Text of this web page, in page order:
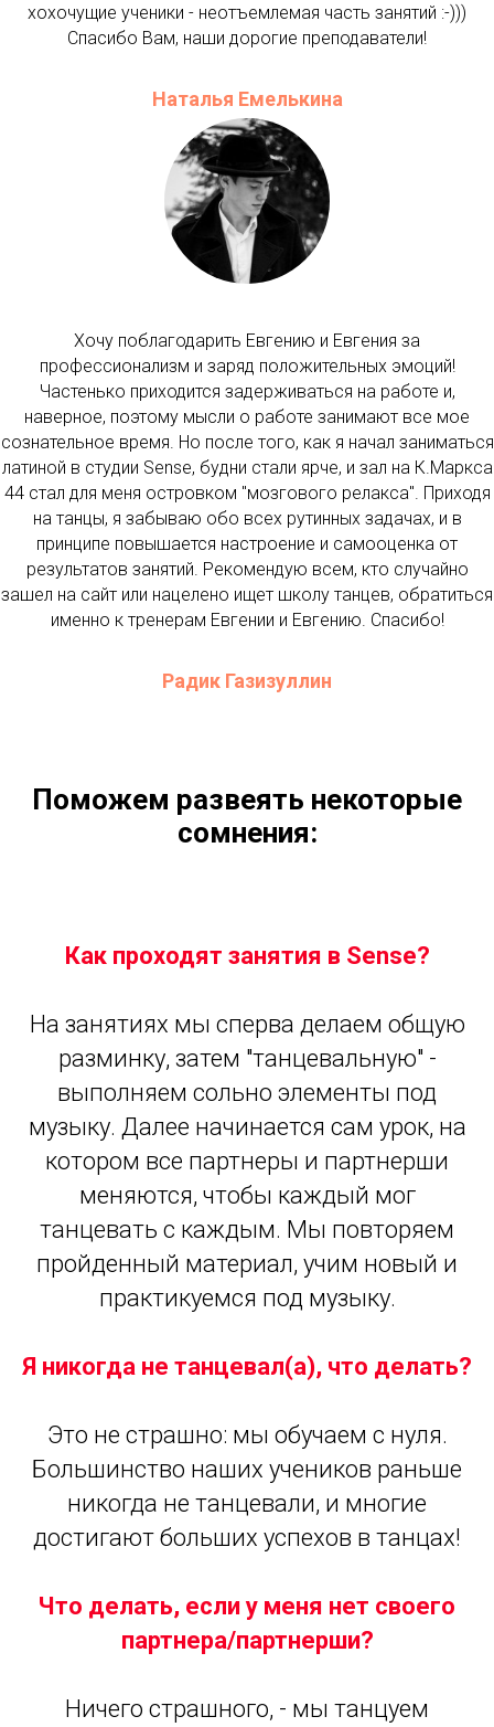
хохочущие ученики - неотъемлемая часть занятий :-)))
Спасибо Вам, наши дорогие преподаватели!
Наталья Емелькина
Хочу поблагодарить Евгению и Евгения за
профессионализм и заряд положительных эмоций!
Частенько приходится задерживаться на работе и,
наверное, поэтому мысли о работе занимают все мое
сознательное время. Но после того, как я начал заниматься
латиной в студии Sense, будни стали ярче, и зал на К.Маркса
44 стал для меня островком "мозгового релакса". Приходя
на танцы, я забываю обо всех рутинных задачах, и в
принципе повышается настроение и самооценка от
результатов занятий. Рекомендую всем, кто случайно
зашел на сайт или нацелено ищет школу танцев, обратиться
именно к тренерам Евгении и Евгению. Спасибо!
Радик Газизуллин
Поможем развеять некоторые
сомнения:
Как проходят занятия в Sense?
На занятиях мы сперва делаем общую
разминку, затем "танцевальную" -
выполняем сольно элементы под
музыку. Далее начинается сам урок, на
котором все партнеры и партнерши
меняются, чтобы каждый мог
танцевать с каждым. Мы повторяем
пройденный материал, учим новый и
практикуемся под музыку.
Я никогда не танцевал(а), что делать?
Это не страшно: мы обучаем с нуля.
Большинство наших учеников раньше
никогда не танцевали, и многие
достигают больших успехов в танцах!
Что делать, если у меня нет своего
партнера/партнерши?
Ничего страшного, - мы танцуем